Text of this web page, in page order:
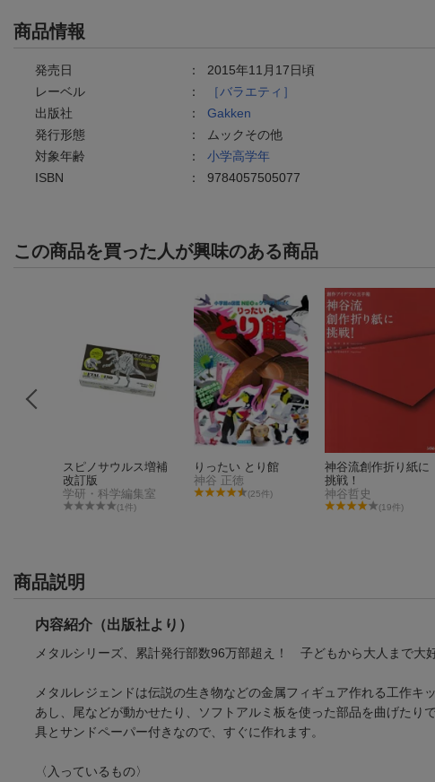
商品情報
発売日 ： 2015年11月17日頃
レーベル
：
［バラエティ］
出版社
： Gakken
発行形態
：
ムックその他
対象年齢
： 小学高学年
ISBN
： 9784057505077
この商品を買った人が興味のある商品
スピノサウルス増補
改訂版
学研・科学編集室
(1件)
りったい とり館
神谷 正徳
(25件)
神谷流創作折り紙に
挑戦！
神谷哲史
(19件)
商品説明
内容紹介（出版社より）
メタルシリーズ、累計発行部数96万部超え！ 子どもから大人まで大
メタルレジェンドは伝説の生き物などの金属フィギュア作れる工作キ
あし、尾などが動かせたり、ソフトアルミ板を使った部品を曲げた
具とサンドペーパー付きなので、すぐに作れます。
〈入っているもの〉